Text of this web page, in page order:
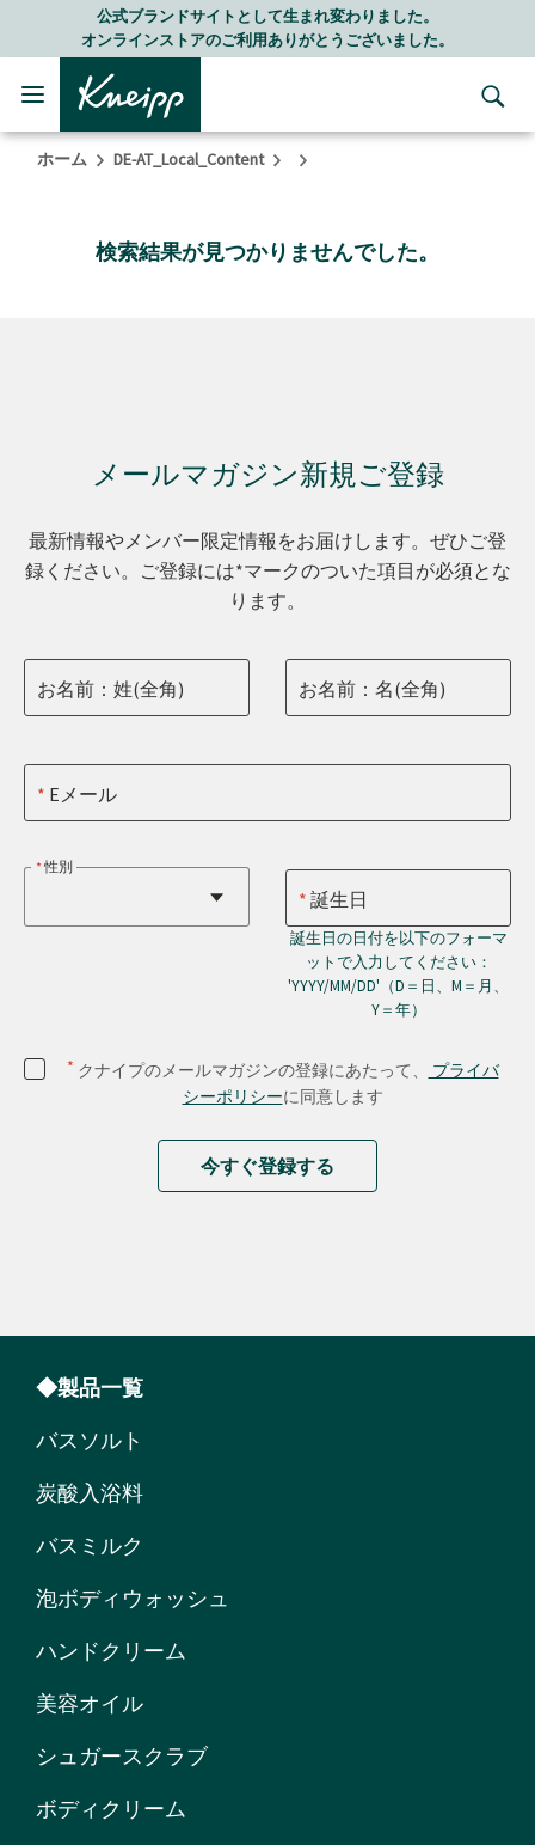
Skip to main content
Skip to footer content公式ブランドサイトとして生まれ変わりました。
オンラインストアのご利用ありがとうございました。
ホーム DE-AT_Local_Content
検索結果が見つかりませんでした。
メールマガジン新規ご登録
最新情報やメンバー限定情報をお届けします。ぜひご登
録ください。ご登録には*マークのついた項目が必須とな
ります。
お名前：姓(全角) お名前：名(全角)
Eメール
性別
誕生日
誕生日の日付を以下のフォーマ
ットで入力してください：
'YYYY/MM/DD'（D＝日、M＝月、
Y＝年）
* クナイプのメールマガジンの登録にあたって、
プライバ
シーポリシーに同意します
今すぐ登録する
◆製品一覧
バスソルト
炭酸入浴料
バスミルク
泡ボディウォッシュ
ハンドクリーム
美容オイル
シュガースクラブ
ボディクリーム